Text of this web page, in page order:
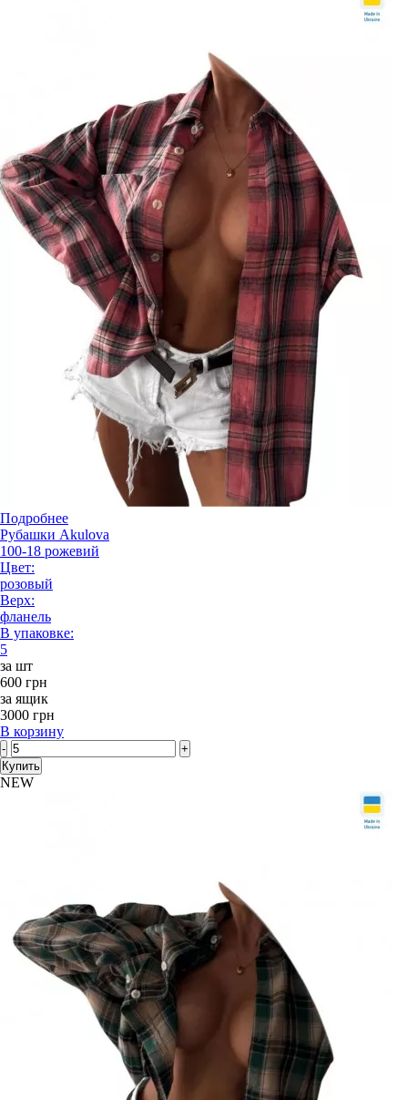
Подробнее
Рубашки Akulova
100-18 рожевий
Цвет:
розовый
Верх:
фланель
В упаковке:
5
за шт
600 грн
за ящик
3000 грн
В корзину
-
+
Купить
NEW